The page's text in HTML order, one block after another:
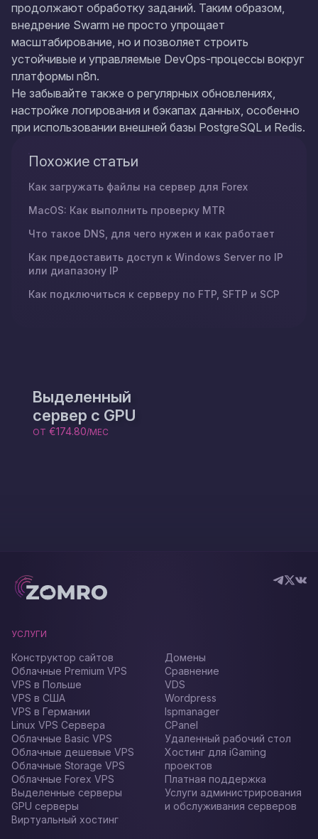
продолжают обработку заданий. Таким образом,
внедрение Swarm не просто упрощает
масштабирование, но и позволяет строить
устойчивые и управляемые DevOps-процессы вокруг
платформы n8n.
Не забывайте также о регулярных обновлениях,
настройке логирования и бэкапах данных, особенно
при использовании внешней базы PostgreSQL и Redis.
Похожие статьи
Как загружать файлы на сервер для Forex
MacOS: Как выполнить проверку MTR
Что такое DNS, для чего нужен и как работает
Как предоставить доступ к Windows Server по IP
или диапазону IP
Как подключиться к серверу по FTP, SFTP и SCP
Выделенный
сервер с GPU
ОТ €174.80/МЕС
УСЛУГИ
Конструктор сайтов
Облачные Premium VPS
VPS в Польше
VPS в США
VPS в Германии
Linux VPS Сервера
Облачные Basic VPS
Облачные дешевые VPS
Облачные Storage VPS
Облачные Forex VPS
Выделенные серверы
GPU серверы
Виртуальный хостинг
Домены
Сравнение
VDS
Wordpress
Ispmanager
CPanel
Удаленный рабочий стол
Хостинг для iGaming
проектов
Платная поддержка
Услуги администрирования
и обслуживания серверов